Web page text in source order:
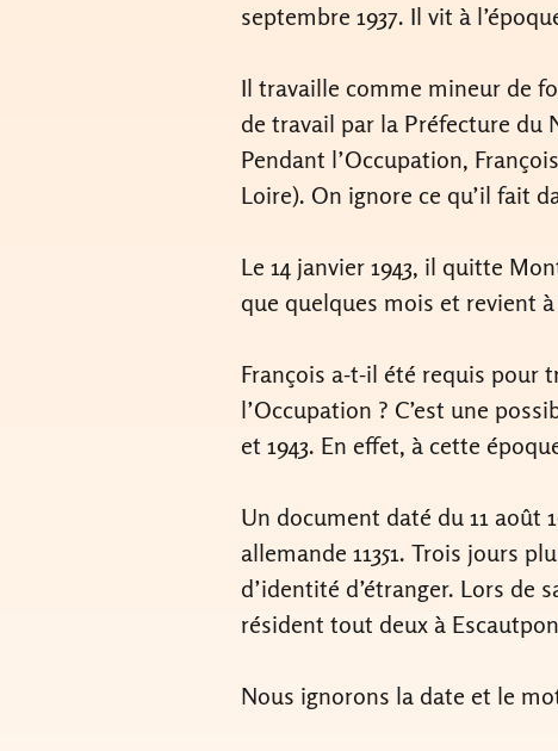
septembre 1937. Il vit à
Il travaille comme mineur de
de travail par la Préfecture du
Pendant l’Occupation,
Loire). On ignore ce qu’il fait
Le 14 janvier 1943, il quitte
que quelques mois et revient à
François a-t-il été requis pour
l’Occupation ? C’est une
et 1943. En effet, à cette
Un document daté du 11 août
allemande 11351. Trois jours
d’identité d’étranger. Lors de
résident tout deux à
Nous ignorons la date et le